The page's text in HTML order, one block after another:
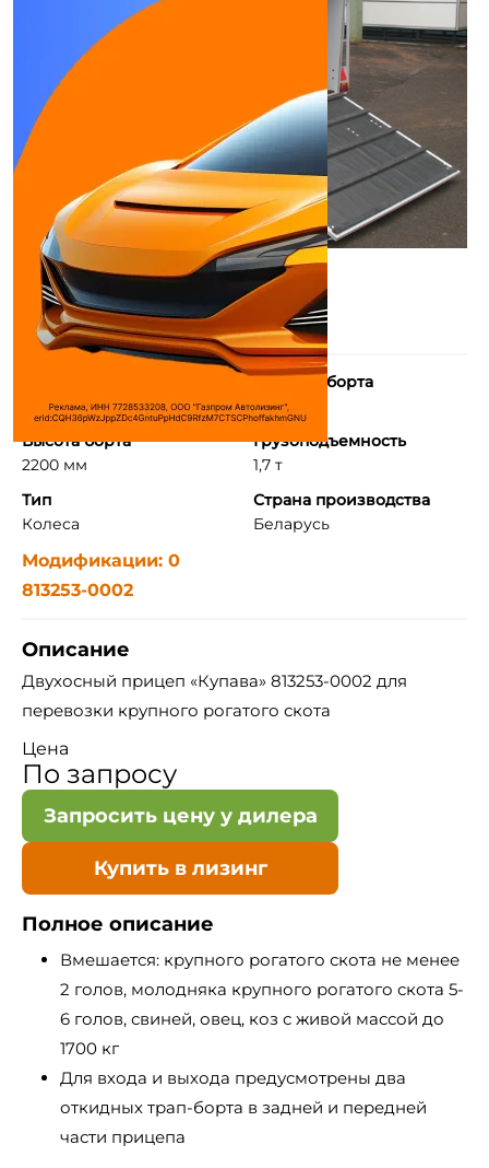
3200 мм
Ширина борта
1900 мм
Высота борта
2200 мм
Грузоподъемность
1,7 т
Тип
Колеса
Страна производства
Беларусь
Модификации: 0
813253-0002
Описание
Двухосный прицеп «Купава» 813253-0002 для
перевозки крупного рогатого скота
Цена
По запросу
Запросить цену у дилера
Купить в лизинг
Полное описание
Вмешается: крупного рогатого скота не менее
2 голов, молодняка крупного рогатого скота 5-
6 голов, свиней, овец, коз с живой массой до
1700 кг
Для входа и выхода предусмотрены два
откидных трап-борта в задней и передней
части прицепа